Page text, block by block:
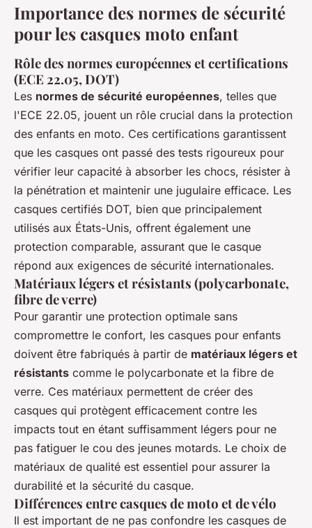
Importance des normes de sécurité
pour les casques moto enfant
Rôle des normes européennes et certifications
(ECE 22.05, DOT)
Les normes de sécurité européennes, telles que
l'ECE 22.05, jouent un rôle crucial dans la protection
des enfants en moto. Ces certifications garantissent
que les casques ont passé des tests rigoureux pour
vérifier leur capacité à absorber les chocs, résister à
la pénétration et maintenir une jugulaire efficace. Les
casques certifiés DOT, bien que principalement
utilisés aux États-Unis, offrent également une
protection comparable, assurant que le casque
répond aux exigences de sécurité internationales.
Matériaux légers et résistants (polycarbonate,
fibre de verre)
Pour garantir une protection optimale sans
compromettre le confort, les casques pour enfants
doivent être fabriqués à partir de matériaux légers et
résistants comme le polycarbonate et la fibre de
verre. Ces matériaux permettent de créer des
casques qui protègent efficacement contre les
impacts tout en étant suffisamment légers pour ne
pas fatiguer le cou des jeunes motards. Le choix de
matériaux de qualité est essentiel pour assurer la
durabilité et la sécurité du casque.
Différences entre casques de moto et de vélo
Il est important de ne pas confondre les casques de